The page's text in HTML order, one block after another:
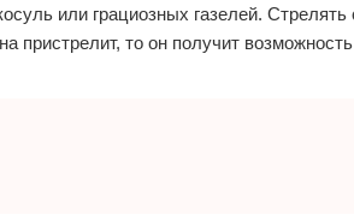
или грациозных газелей.
пристрелит, то он получит